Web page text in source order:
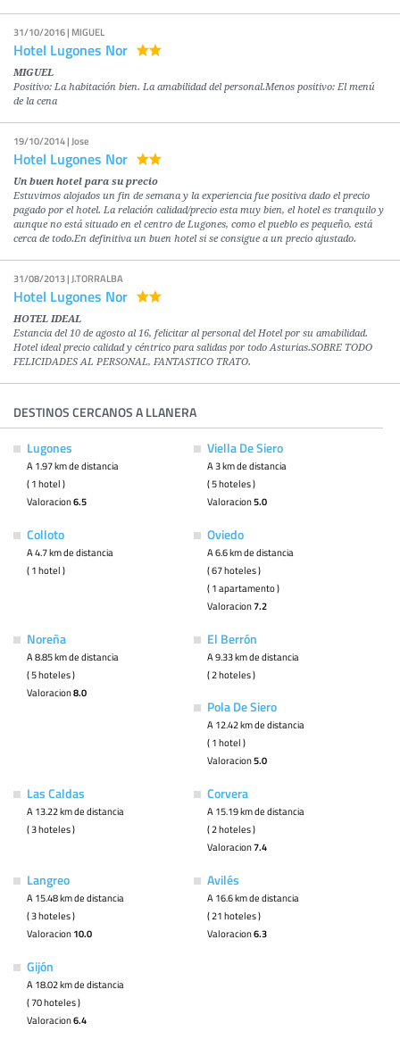
31/10/2016 | MIGUEL
Hotel Lugones Nor
MIGUEL
Positivo: La habitación bien. La amabilidad del personal.Menos positivo: El menú
de la cena
19/10/2014 | Jose
Hotel Lugones Nor
Un buen hotel para su precio
Estuvimos alojados un fin de semana y la experiencia fue positiva dado el precio
pagado por el hotel. La relación calidad/precio esta muy bien, el hotel es tranquilo y
aunque no está situado en el centro de Lugones, como el pueblo es pequeño, está
cerca de todo.En definitiva un buen hotel si se consigue a un precio ajustado.
31/08/2013 | J.TORRALBA
Hotel Lugones Nor
HOTEL IDEAL
Estancia del 10 de agosto al 16, felicitar al personal del Hotel por su amabilidad.
Hotel ideal precio calidad y céntrico para salidas por todo Asturias.SOBRE TODO
FELICIDADES AL PERSONAL, FANTASTICO TRATO.
DESTINOS CERCANOS A LLANERA
Lugones
A 1.97 km de distancia
( 1 hotel )
Valoracion6.5
Viella De Siero
A 3 km de distancia
( 5 hoteles )
Valoracion5.0
Colloto
A 4.7 km de distancia
( 1 hotel )
Oviedo
A 6.6 km de distancia
( 67 hoteles )
( 1 apartamento )
Valoracion7.2
Noreña
A 8.85 km de distancia
( 5 hoteles )
Valoracion8.0
El Berrón
A 9.33 km de distancia
( 2 hoteles )
Pola De Siero
A 12.42 km de distancia
( 1 hotel )
Valoracion5.0
Las Caldas
A 13.22 km de distancia
( 3 hoteles )
Corvera
A 15.19 km de distancia
( 2 hoteles )
Valoracion7.4
Langreo
A 15.48 km de distancia
( 3 hoteles )
Valoracion 10.0
Avilés
A 16.6 km de distancia
( 21 hoteles )
Valoracion6.3
Gijón
A 18.02 km de distancia
( 70 hoteles )
Valoracion6.4